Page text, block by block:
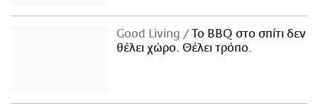
Good Living
Το BBQ στο σπίτι δεν
θέλει χώρο. Θέλει τρόπο.